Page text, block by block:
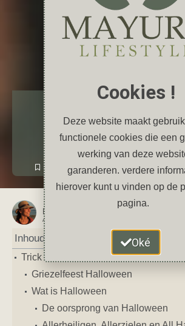
Inspiratie en overig
Trick or treat: het
Halloween
oktober 30, 2024
4
feestdagen,Halloween , herfst,pompoen,
Petra
AUTEUR VAN DIT ARTIKEL
Inhoud
Trick or treat: het verhaal achter
Griezelfeest Halloween
Wat is Halloween
De oorsprong van Halloween
Cookies !
Deze website maakt
functionele cookies die een
werking van deze
garanderen. verdere
hierover kunt u vinden op de
pagina.
Oké